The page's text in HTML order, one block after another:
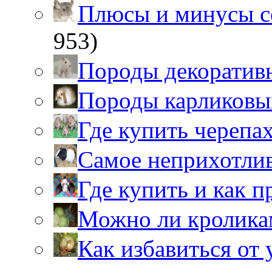
Плюсы и минусы
953)
Породы
Породы
Где купить
Самое
Где купить и как
Можно ли
Как избавиться от